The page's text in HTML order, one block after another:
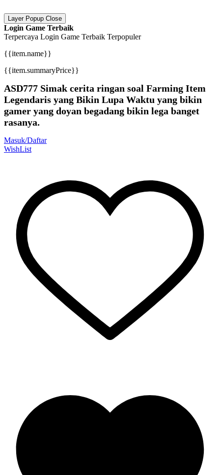
Layer Popup Close
Login Game Terbaik
Terpercaya Login Game Terbaik Terpopuler
{{item.name}}
{{item.summaryPrice}}
ASD777 Simak cerita ringan soal Farming Item
Legendaris yang Bikin Lupa Waktu yang bikin
gamer yang doyan begadang bikin lega banget
rasanya.
Masuk/Daftar
WishList